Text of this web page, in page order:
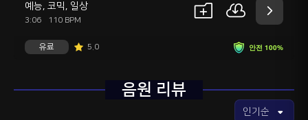
예능, 코믹, 일상
3:06 110 BPM
안전 100%
유료 5.0
음원 리뷰